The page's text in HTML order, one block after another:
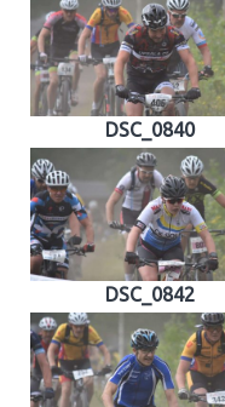
DSC_0840
DSC_0842